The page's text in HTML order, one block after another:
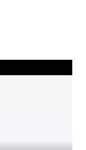
的客户提供契
正产品经受
个国家和地
提升全线产品
的研发实力，